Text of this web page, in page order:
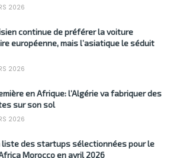
2026
continue de préférer la voiture
européenne, mais l’asiatique le séduit
2026
en Afrique: l’Algérie va fabriquer des
sur son sol
2026
liste des startups sélectionnées pour le
Morocco en avril 2026